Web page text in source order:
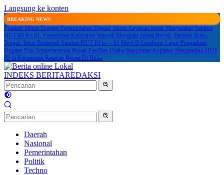
Langsung ke konten
BREAKING NEWS
Pemkab Minut Dorong Pemerintahan Digital, Akses Layanan untuk Masyarakat Sambut
HUT RI Ke 81, Pemerintah Kelurahan Wawali Mengelar Jumat Bersih
Pemdes Buku
Tengah Terus Berbenah Sambut HUT RI ke – 81 Mevi D Lombone Lapor Pengaduan,
Dugaan Pria Temperamental Rusak Fasilitas Usaha Rangkaian Kegiatan Menyambut HUT
RI di Kecamatan Ratahan Resmi Di Buka
INDEKS BERITAREDAKSI
Daerah
Nasional
Pemerintahan
Politik
Techno